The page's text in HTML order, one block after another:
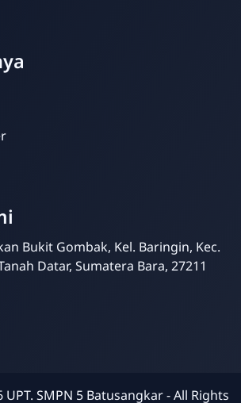
Bukit Gombak, Kel. Baringin, Kec.
Datar, Sumatera Bara, 27211
UPT. SMPN 5 Batusangkar - All Rights